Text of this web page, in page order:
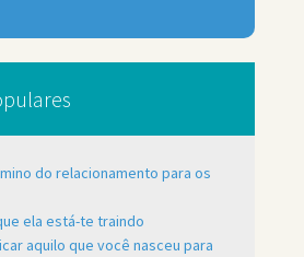
do relacionamento para os
ela está-te traindo
aquilo que você nasceu para